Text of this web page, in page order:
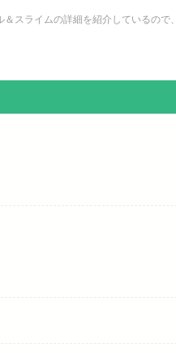
スライムの詳細を紹介しているので、